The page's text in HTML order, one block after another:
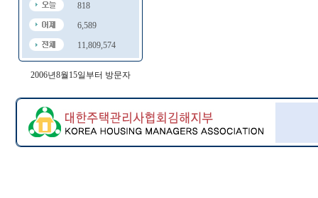
818
6,589
11,809,574
2006년8월15일부터 방문자